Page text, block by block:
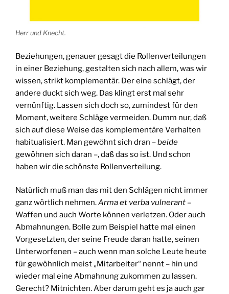
Herr und Knecht.
Beziehungen, genauer gesagt die Rollenverteilungen
in einer Beziehung, gestalten sich nach allem, was wir
wissen, strikt komplementär. Der eine schlägt, der
andere duckt sich weg. Das klingt erst mal sehr
vernünftig. Lassen sich doch so, zumindest für den
Moment, weitere Schläge vermeiden. Dumm nur, daß
sich auf diese Weise das komplementäre Verhalten
habitualisiert. Man gewöhnt sich dran –beide
gewöhnen sich daran –, daß das so ist. Und schon
haben wir die schönste Rollenverteilung.
Natürlich muß man das mit den Schlägen nicht immer
ganz wörtlich nehmen.Arma et verba vulnerant –
Waffen und auch Worte können verletzen. Oder auch
Abmahnungen. Bolle zum Beispiel hatte mal einen
Vorgesetzten, der seine Freude daran hatte, seinen
Unterworfenen – auch wenn man solche Leute heute
für gewöhnlich meist „Mitarbeiter“ nennt – hin und
wieder mal eine Abmahnung zukommen zu lassen.
Gerecht? Mitnichten. Aber darum geht es ja auch gar